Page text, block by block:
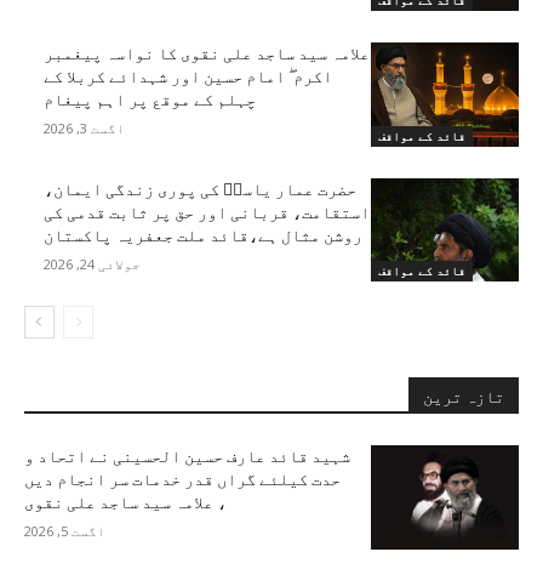
قائد کے مواقف
علامہ سید ساجد علی نقوی کا نواسہ پیغمبر
اکرم ۖ امام حسین اور شہدائے کربلا کے
چہلم کے موقع پر اہم پیغام
اگست 3, 2026
قائد کے مواقف
حضرت عمار یاسرؑ کی پوری زندگی ایمان،
استقامت، قربانی اور حق پر ثابت قدمی کی
روشن مثال ہے،قائد ملت جعفریہ پاکستان
جولائی 24, 2026
تازہ ترین
شہید قائد عارف حسین الحسینی نے اتحاد و
حدت کیلئے گراں قدر خدمات سر انجام دیں
، علامہ سید ساجد علی نقوی
اگست 5, 2026